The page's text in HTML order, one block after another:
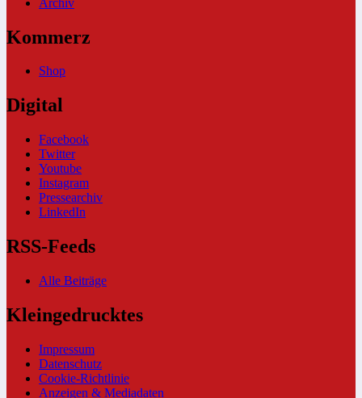
Kommerz
Shop
Digital
Facebook
Twitter
Youtube
Instagram
Pressearchiv
LinkedIn
RSS-Feeds
Alle Beiträge
Kleingedrucktes
Impressum
Datenschutz
Cookie-Richtlinie
Anzeigen & Mediadaten